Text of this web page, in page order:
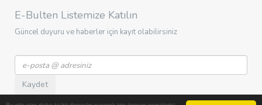
E-Bulten Listemize Katılın
Güncel duyuru ve haberler için kayıt olabilirsiniz
Kaydet